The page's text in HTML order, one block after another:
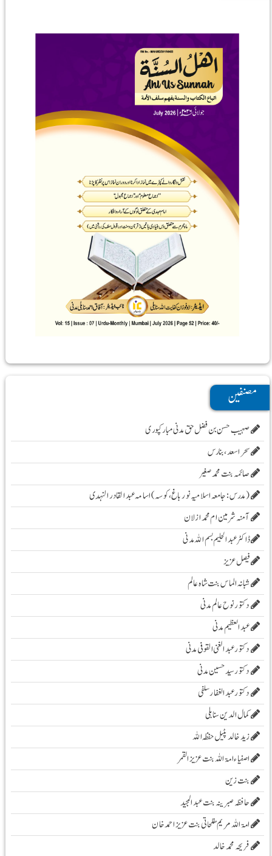
مصنفین
صہیب حسن بن فضل حق مدنی مبارکپوری
سحر اسعد ،بنارس
صائمہ بنت محمد صغیر
( مدرس :جامعہ اسلامیہ نور باغ، کوسہ )اسامہ عبد القادر النہدی
آمنہ شرمین ام محمد ازلان
ڈاکٹر عبد الحلیم بسم اللہ مدنی
فیصل عزیز
شبانہ الماس بنت شاہ عالم
دکتور نوح عالم مدنی
عبد العظیم مدنی
دکتور عبد الغنی القوفی مدنی
دکتور سید حسین مدنی
دکتور عبدالغفار سلفی
کمال الدین سنابلی
زیدخالد پٹیل حفظہ اللہ
اصفیاء امۃ اللہ بنت عزیز القمر
بنت زین
حافظہ صبرینہ بنت عبد المجید
امۃ اللہ مریم مفلحاتی بنت عزیز احمد خان
فریحہ محمد خالد